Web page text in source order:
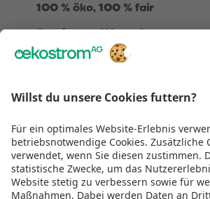
Wir sind
TÜV zertifiziert
100 % öko, 100 % fair
Service und Kontakt
Über Uns